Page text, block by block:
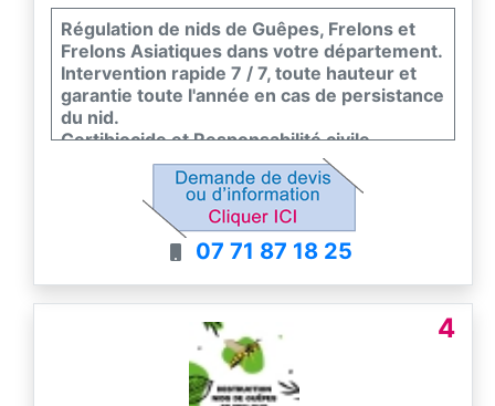
Régulation de nids de Guêpes, Frelons et
Frelons Asiatiques dans votre département.
Intervention rapide 7 / 7, toute hauteur et
garantie toute l'année en cas de persistance
du nid.
Certibiocide et Responsabilité civile
professionnelle.
07 71 87 18 25
4